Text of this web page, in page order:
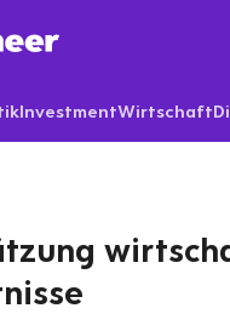
InvestmentWirtschaft